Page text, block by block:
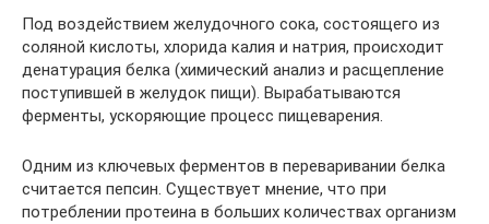
Под воздействием желудочного сока, состоящего из
соляной кислоты, хлорида калия и натрия, происходит
денатурация белка (химический анализ и расщепление
поступившей в желудок пищи). Вырабатываются
ферменты, ускоряющие процесс пищеварения.
Одним из ключевых ферментов в переваривании белка
считается пепсин. Существует мнение, что при
потреблении протеина в больших количествах организм